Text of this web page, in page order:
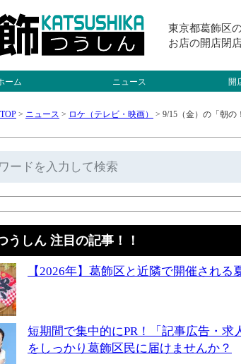
東京都葛飾区
お店の開店閉
ーム ニュース 開
> ニュース > ロケ（テレビ・映画） > 9/15（金）の「朝
うしん 注目の記事！！
【2026年】葛飾区と近隣で開催され
短期間で集中的にPR！「記事広告・
をしっかり葛飾区民に届けませんか？